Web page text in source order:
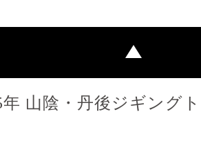
年 山陰・丹後ジギング